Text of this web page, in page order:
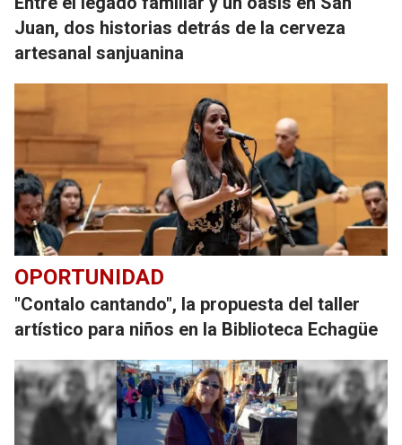
Juan, dos historias detrás de la cerveza
artesanal sanjuanina
OPORTUNIDAD
"Contalo cantando", la propuesta del taller
artístico para niños en la Biblioteca Echagüe